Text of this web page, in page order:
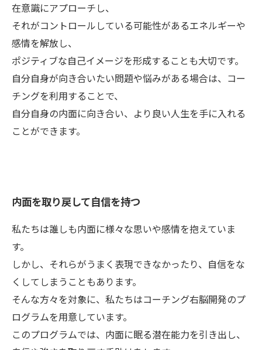
在意識にアプローチし、
それがコントロールしている可能性があるエネルギーや
感情を解放し、
ポジティブな自己イメージを形成することも大切です。
自分自身が向き合いたい問題や悩みがある場合は、コー
チングを利用することで、
自分自身の内面に向き合い、より良い人生を手に入れる
ことができます。
内面を取り戻して自信を持つ
私たちは誰しも内面に様々な思いや感情を抱えていま
す。
しかし、それらがうまく表現できなかったり、自信をな
くしてしまうこともあります。
そんな方々を対象に、私たちはコーチング右脳開発のプ
ログラムを用意しています。
このプログラムでは、内面に眠る潜在能力を引き出し、